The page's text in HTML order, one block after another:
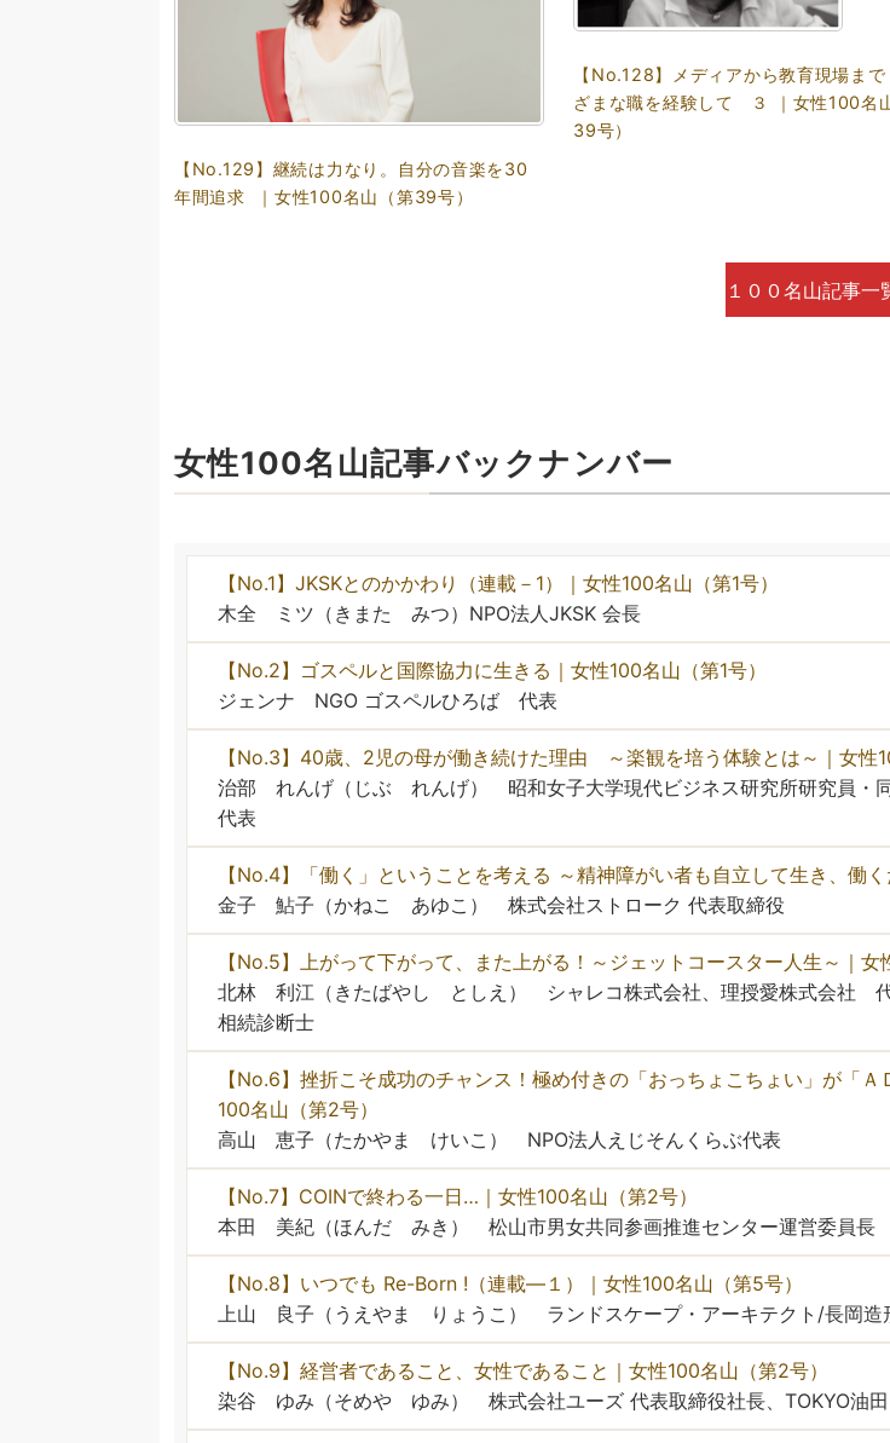
【No.129】継続は力なり。自分の音楽を30
年間追求 ｜女性100名山（第39号）
【No.128】メディアから教育現場ま
ざまな職を経験して ３ ｜女性100名
39号）
１００名山記事一
女性100名山記事バックナンバー
【No.1】JKSKとのかかわり（連載－1）｜女性100名山（第1号）
木全 ミツ（きまた みつ）NPO法人JKSK 会長
【No.2】ゴスペルと国際協力に生きる｜女性100名山（第1号）
ジェンナ NGO ゴスペルひろば 代表
【No.3】40歳、2児の母が働き続けた理由 ～楽観を培う体験とは～｜女性
治部 れんげ（じぶ れんげ） 昭和女子大学現代ビジネス研究所研究員・
代表
【No.4】「働く」ということを考える ～精神障がい者も自立して生き、働
金子 鮎子（かねこ あゆこ） 株式会社ストローク 代表取締役
【No.5】上がって下がって、また上がる！～ジェットコースター人生～｜女
北林 利江（きたばやし としえ） シャレコ株式会社、理授愛株式会社 代
相続診断士
【No.6】挫折こそ成功のチャンス！極め付きの「おっちょこちょい」が「
100名山（第2号）
高山 恵子（たかやま けいこ） NPO法人えじそんくらぶ代表
【No.7】COINで終わる一日…｜女性100名山（第2号）
本田 美紀（ほんだ みき） 松山市男女共同参画推進センター運営委員長
【No.8】いつでも Re-Born !（連載―１）｜女性100名山（第5号）
上山 良子（うえやま りょうこ） ランドスケープ・アーキテクト/長岡造
【No.9】経営者であること、女性であること｜女性100名山（第2号）
染谷 ゆみ（そめや ゆみ） 株式会社ユーズ 代表取締役社長、TOKYO油田